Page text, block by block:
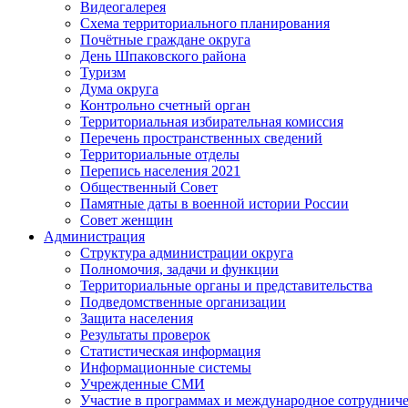
Видеогалерея
Схема территориального планирования
Почётные граждане округа
День Шпаковского района
Туризм
Дума округа
Контрольно счетный орган
Территориальная избирательная комиссия
Перечень пространственных сведений
Территориальные отделы
Перепись населения 2021
Общественный Совет
Памятные даты в военной истории России
Совет женщин
Администрация
Структура администрации округа
Полномочия, задачи и функции
Территориальные органы и представительства
Подведомственные организации
Защита населения
Результаты проверок
Статистическая информация
Информационные системы
Учрежденные СМИ
Участие в программах и международное